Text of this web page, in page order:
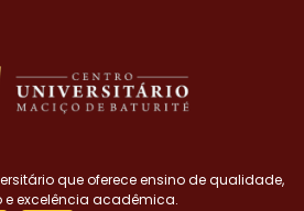
que oferece ensino de qualidade,
excelência acadêmica.